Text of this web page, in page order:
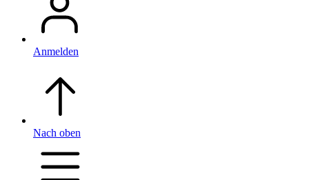
Anmelden
Nach oben